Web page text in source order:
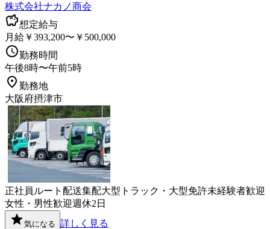
株式会社ナカノ商会
想定給与
月給￥393,200〜￥500,000
勤務時間
午後8時〜午前5時
勤務地
大阪府摂津市
正社員 ルート配送集配大型トラック・大型免許未経験者歓迎
女性・男性歓迎週休2日
気になる 詳しく見る